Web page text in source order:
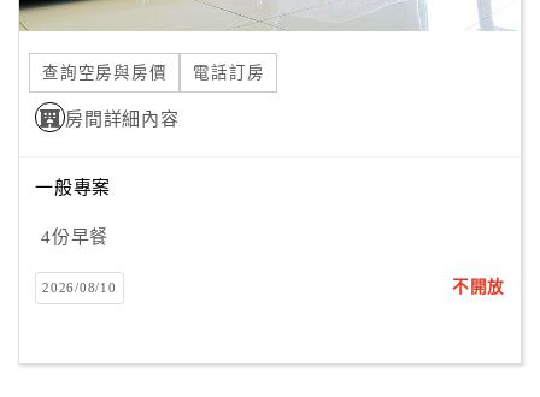
紅
利
查
訂
房
Q&A
查詢空房與房價 電話訂房
房間詳細內容
一般專案
4份早餐
2026/08/10 不開放